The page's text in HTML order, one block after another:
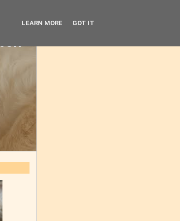
LEARN MORE GOT IT